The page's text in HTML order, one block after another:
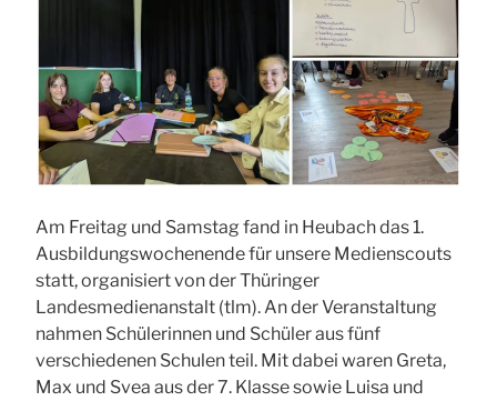
Am Freitag und Samstag fand in Heubach das 1.
Ausbildungswochenende für unsere Medienscouts
statt, organisiert von der Thüringer
Landesmedienanstalt (tlm). An der Veranstaltung
nahmen Schülerinnen und Schüler aus fünf
verschiedenen Schulen teil. Mit dabei waren Greta,
Max und Svea aus der 7. Klasse sowie Luisa und